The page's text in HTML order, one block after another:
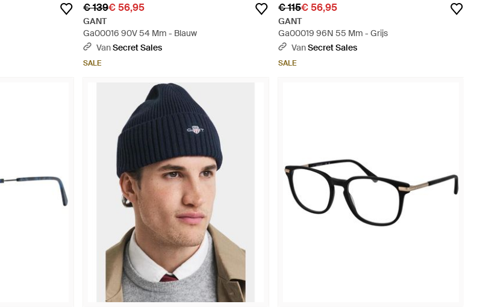
€ 139€ 56,95
GANT
Ga00016 90V 54 Mm - Blauw
VanSecret Sales
SALE
€ 115€ 56,95
GANT
Ga00019 96N 55 Mm - Grijs
VanSecret Sales
SALE